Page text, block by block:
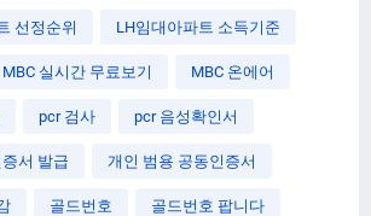
선정순위 LH임대아파트 소득기준
MBC 실시간 무료보기 MBC 온에어
pcr 검사 pcr 음성확인서
서 발급 개인 범용 공동인증서
골드번호 골드번호 팝니다